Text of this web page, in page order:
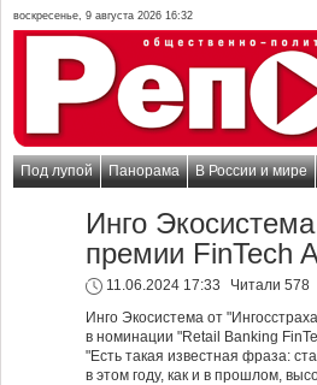
воскресенье, 9 августа 2026 16:32
Под лупой Панорама В России и мире
Инго
премии FinTech
11.06.2024 17:33
Читали 578
Инго Экосистема от
в номинации "Retail Banking
"Есть такая известная фраза:
в этом году, как и в прошлом,